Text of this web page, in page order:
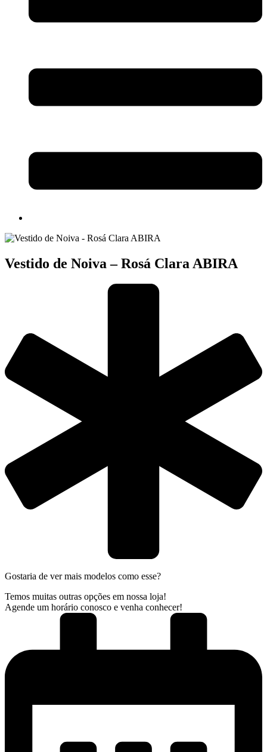
Vestido de Noiva – Rosá Clara ABIRA
Gostaria de ver mais modelos como esse?
Temos muitas outras opções em nossa loja!
Agende um horário conosco e venha conhecer!